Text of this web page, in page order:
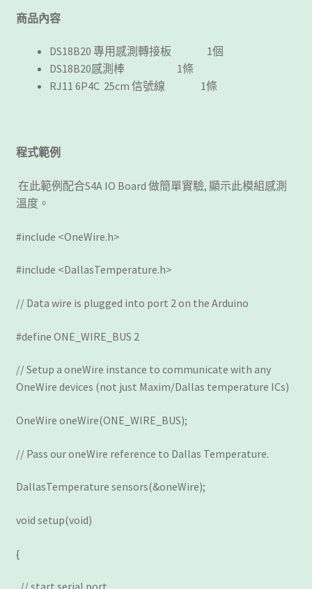
商品內容
DS18B20 專用感測轉接板 1個
DS18B20感測棒 1條
RJ11 6P4C 25cm 信號線 1條
程式範例
在此範例配合S4A IO Board 做簡單實驗, 顯示此模組感測
溫度。
#include <OneWire.h>
#include <DallasTemperature.h>
// Data wire is plugged into port 2 on the Arduino
#define ONE_WIRE_BUS 2
// Setup a oneWire instance to communicate with any
OneWire devices (not just Maxim/Dallas temperature ICs)
OneWire oneWire(ONE_WIRE_BUS);
// Pass our oneWire reference to Dallas Temperature.
DallasTemperature sensors(&oneWire);
void setup(void)
{